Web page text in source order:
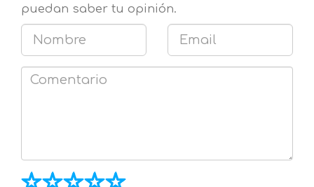
puedan saber tu opinión.